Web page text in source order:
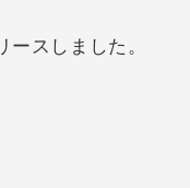
スしました。